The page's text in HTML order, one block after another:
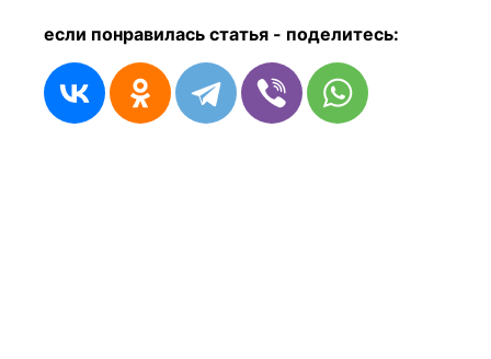
если понравилась статья - поделитесь: